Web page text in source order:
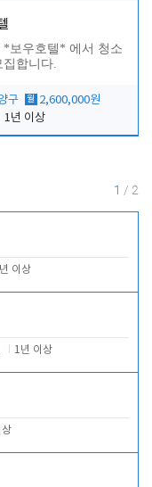
*보우호텔* 에서 청소
집합니다.
구 월 2,600,000원
1년 이상
1 / 2
이상
1년 이상
상